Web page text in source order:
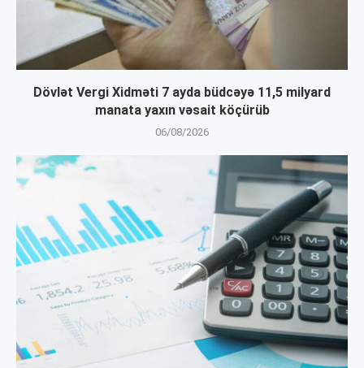
Dövlət Vergi Xidməti 7 ayda büdcəyə 11,5 milyard
manata yaxın vəsait köçürüb
06/08/2026